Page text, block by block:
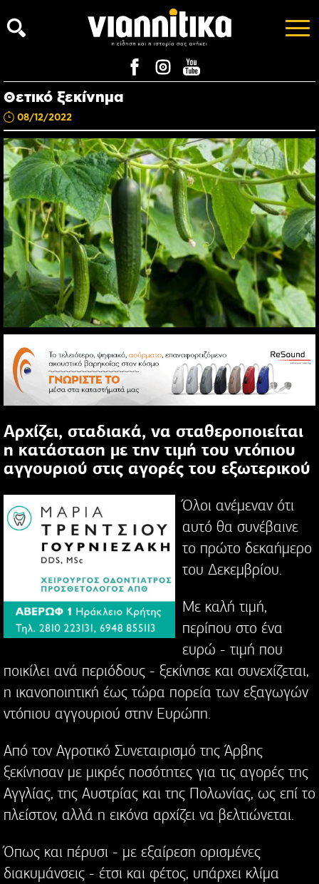
Θετικό ξεκίνημα
08/12/2022
Αρχίζει, σταδιακά, να σταθεροποιείται
η κατάσταση με την τιμή του ντόπιου
αγγουριού στις αγορές του εξωτερικού
Όλοι ανέμεναν ότι
αυτό θα συνέβαινε
το πρώτο δεκαήμερο
του Δεκεμβρίου.
Με καλή τιμή,
περίπου στο ένα
ευρώ - τιμή που
ποικίλει ανά περιόδους - ξεκίνησε και συνεχίζεται,
η ικανοποιητική έως τώρα πορεία των εξαγωγών
ντόπιου αγγουριού στην Ευρώπη.
Από τον Αγροτικό Συνεταιρισμό της Άρβης
ξεκίνησαν με μικρές ποσότητες για τις αγορές της
Αγγλίας, της Αυστρίας και της Πολωνίας, ως επί το
πλείστον, αλλά η εικόνα αρχίζει να βελτιώνεται.
Όπως και πέρυσι - με εξαίρεση ορισμένες
διακυμάνσεις - έτσι και φέτος, υπάρχει κλίμα